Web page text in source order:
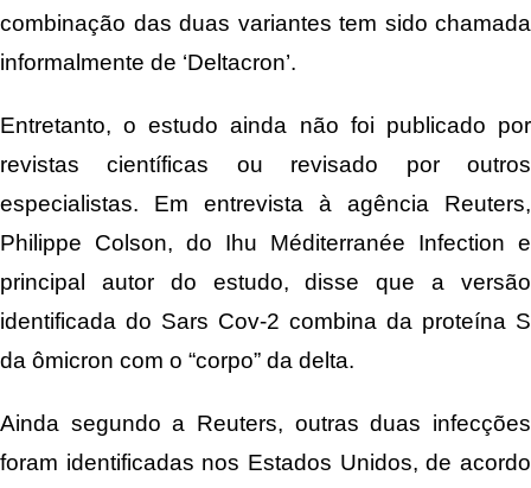
combinação das duas variantes tem sido chamada
informalmente de ‘Deltacron’.
Entretanto, o estudo ainda não foi publicado por
revistas científicas ou revisado por outros
especialistas. Em entrevista à agência Reuters,
Philippe Colson, do Ihu Méditerranée Infection e
principal autor do estudo, disse que a versão
identificada do Sars Cov-2 combina da proteína S
da ômicron com o “corpo” da delta.
Ainda segundo a Reuters, outras duas infecções
foram identificadas nos Estados Unidos, de acordo